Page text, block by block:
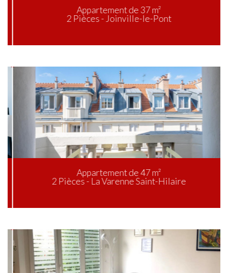
Appartement de 37 m²
2 Pièces - Joinville-le-Pont
Appartement de 47 m²
2 Pièces - La Varenne Saint-Hilaire